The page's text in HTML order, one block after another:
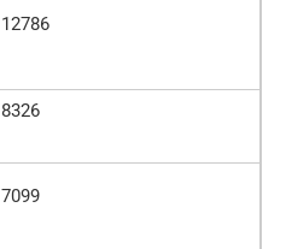
12786
8326
7099